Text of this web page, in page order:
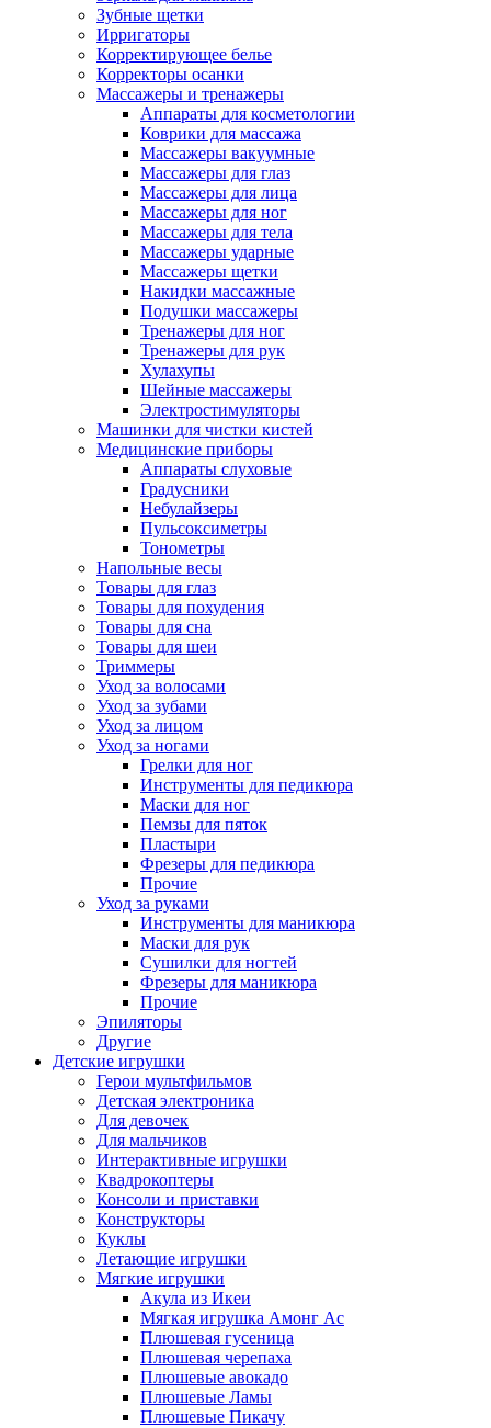
Зубные щетки
Ирригаторы
Корректирующее белье
Корректоры осанки
Массажеры и тренажеры
Аппараты для косметологии
Коврики для массажа
Массажеры вакуумные
Массажеры для глаз
Массажеры для лица
Массажеры для ног
Массажеры для тела
Массажеры ударные
Массажеры щетки
Накидки массажные
Подушки массажеры
Тренажеры для ног
Тренажеры для рук
Хулахупы
Шейные массажеры
Электростимуляторы
Машинки для чистки кистей
Медицинские приборы
Аппараты слуховые
Градусники
Небулайзеры
Пульсоксиметры
Тонометры
Напольные весы
Товары для глаз
Товары для похудения
Товары для сна
Товары для шеи
Триммеры
Уход за волосами
Уход за зубами
Уход за лицом
Уход за ногами
Грелки для ног
Инструменты для педикюра
Маски для ног
Пемзы для пяток
Пластыри
Фрезеры для педикюра
Прочие
Уход за руками
Инструменты для маникюра
Маски для рук
Сушилки для ногтей
Фрезеры для маникюра
Прочие
Эпиляторы
Другие
Детские игрушки
Герои мультфильмов
Детская электроника
Для девочек
Для мальчиков
Интерактивные игрушки
Квадрокоптеры
Консоли и приставки
Конструкторы
Куклы
Летающие игрушки
Мягкие игрушки
Акула из Икеи
Мягкая игрушка Амонг Ас
Плюшевая гусеница
Плюшевая черепаха
Плюшевые авокадо
Плюшевые Ламы
Плюшевые Пикачу